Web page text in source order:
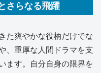
さらなる飛躍
た爽やかな役柄だけでな
、重厚な人間ドラマを支
ます。自分自身の限界を